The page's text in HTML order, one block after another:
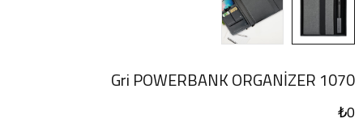
1070 Gri POWERBANK ORGANİZER
₺0